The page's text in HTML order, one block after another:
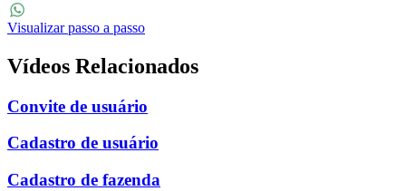
Twitter
WhatsApp
Visualizar passo a passo
Vídeos Relacionados
Convite de usuário
Cadastro de usuário
Cadastro de fazenda